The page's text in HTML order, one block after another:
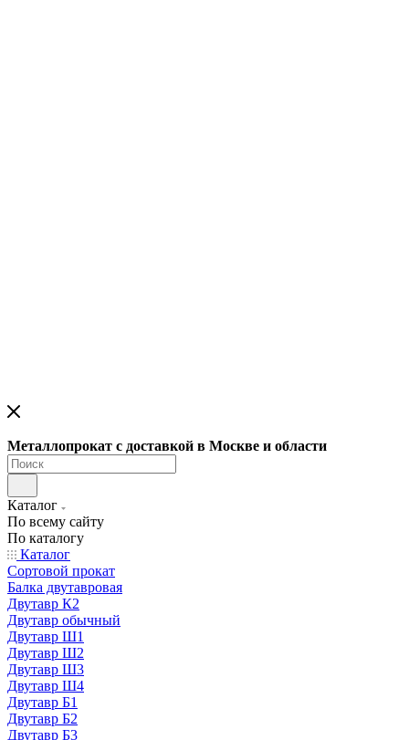
Металлопрокат с доставкой в Москве и области
Каталог
По всему сайту
По каталогу
Каталог
Сортовой прокат
Балка двутавровая
Двутавр К2
Двутавр обычный
Двутавр Ш1
Двутавр Ш2
Двутавр Ш3
Двутавр Ш4
Двутавр Б1
Двутавр Б2
Двутавр Б3